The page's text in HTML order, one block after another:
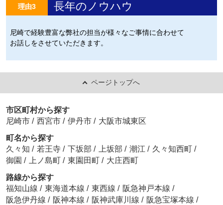
理由3 長年のノウハウ
尼崎で経験豊富な弊社の担当が様々なご事情に合わせて
お話しをさせていただきます。
ページトップへ
市区町村から探す
尼崎市 / 西宮市 / 伊丹市 / 大阪市城東区
町名から探す
久々知 / 若王寺 / 下坂部 / 上坂部 / 潮江 / 久々知西町 /
御園 / 上ノ島町 / 東園田町 / 大庄西町
路線から探す
福知山線 / 東海道本線 / 東西線 / 阪急神戸本線 /
阪急伊丹線 / 阪神本線 / 阪神武庫川線 / 阪急宝塚本線 /